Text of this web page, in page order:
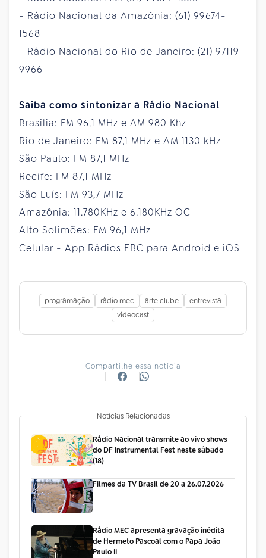
- Rádio Nacional da Amazônia: (61) 99674-
1568
- Rádio Nacional do Rio de Janeiro: (21) 97119-
9966
Saiba como sintonizar a Rádio Nacional
Brasília: FM 96,1 MHz e AM 980 Khz
Rio de Janeiro: FM 87,1 MHz e AM 1130 kHz
São Paulo: FM 87,1 MHz
Recife: FM 87,1 MHz
São Luís: FM 93,7 MHz
Amazônia: 11.780KHz e 6.180KHz OC
Alto Solimões: FM 96,1 MHz
Celular - App Rádios EBC para Android e iOS
programação rádio mec arte clube
entrevista
videocast
Compartilhe essa notícia
Notícias Relacionadas
Rádio Nacional transmite ao vivo shows
do DF Instrumental Fest neste sábado
(18)
Filmes da TV Brasil de 20 a 26.07.2026
Rádio MEC apresenta gravação inédita
de Hermeto Pascoal com o Papa João
Paulo II